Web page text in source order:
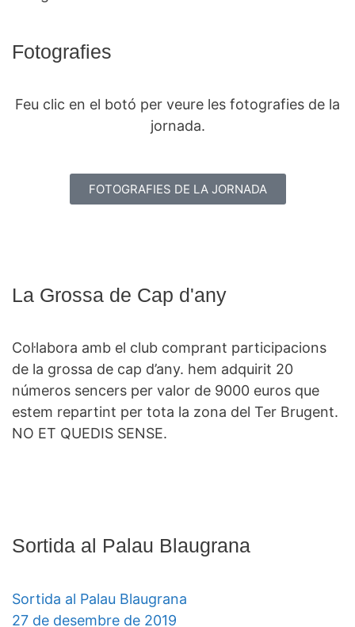
Fotografies
Feu clic en el botó per veure les fotografies de la
jornada.
FOTOGRAFIES DE LA JORNADA
La Grossa de Cap d'any
Col·labora amb el club comprant participacions
de la grossa de cap d’any. hem adquirit 20
números sencers per valor de 9000 euros que
estem repartint per tota la zona del Ter Brugent.
NO ET QUEDIS SENSE.
Sortida al Palau Blaugrana
Sortida al Palau Blaugrana
27 de desembre de 2019